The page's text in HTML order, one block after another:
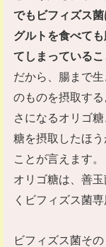
でもビフィズス
グルトを食べて
てしまっているこ
だから、腸まで
のものを摂取す
さになるオリゴ
糖を摂取したほ
ことが言えます。
オリゴ糖は、善
くビフィズス菌
ビフィズス菌そ